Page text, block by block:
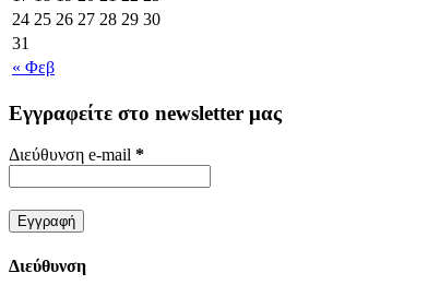
« Φεβ
24 25 26 27 28 29 30
31
Εγγραφείτε στο newsletter μας
Διεύθυνση e-mail *
Διεύθυνση